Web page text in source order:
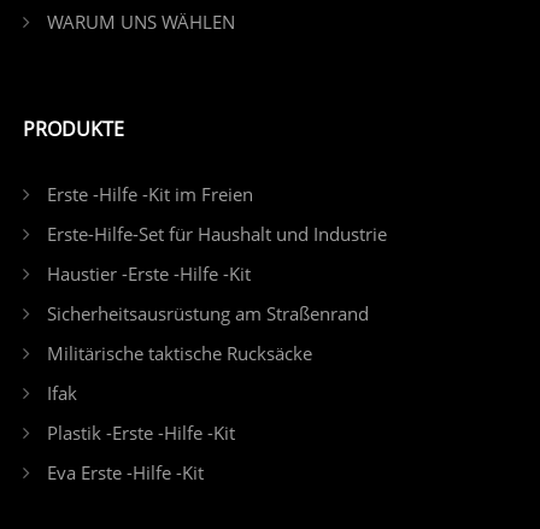
WARUM UNS WÄHLEN
PRODUKTE
Erste -Hilfe -Kit im Freien
Erste-Hilfe-Set für Haushalt und Industrie
Haustier -Erste -Hilfe -Kit
Sicherheitsausrüstung am Straßenrand
Militärische taktische Rucksäcke
Ifak
Plastik -Erste -Hilfe -Kit
Eva Erste -Hilfe -Kit